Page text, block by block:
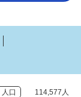
人口 114,577人